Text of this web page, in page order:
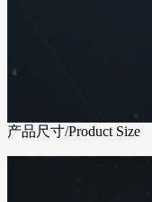
产品尺寸/Product Size